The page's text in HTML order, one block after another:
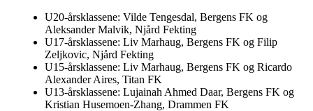
U20-årsklassene: Vilde Tengesdal, Bergens FK og
Aleksander Malvik, Njård Fekting
U17-årsklassene: Liv Marhaug, Bergens FK og Filip
Zeljkovic, Njård Fekting
U15-årsklassene: Liv Marhaug, Bergens FK og Ricardo
Alexander Aires, Titan FK
U13-årsklassene: Lujainah Ahmed Daar, Bergens FK og
Kristian Husemoen-Zhang, Drammen FK